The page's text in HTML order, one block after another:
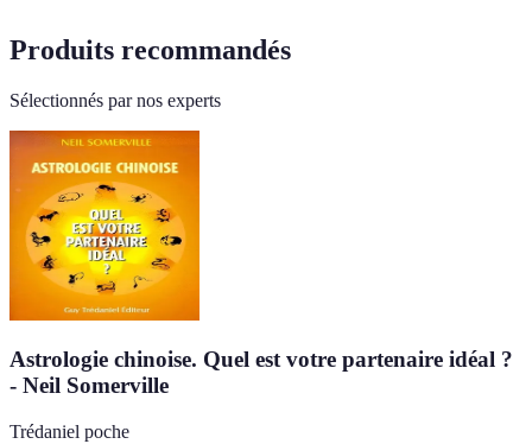
Produits recommandés
Sélectionnés par nos experts
Astrologie chinoise. Quel est votre partenaire idéal ?
- Neil Somerville
Trédaniel poche